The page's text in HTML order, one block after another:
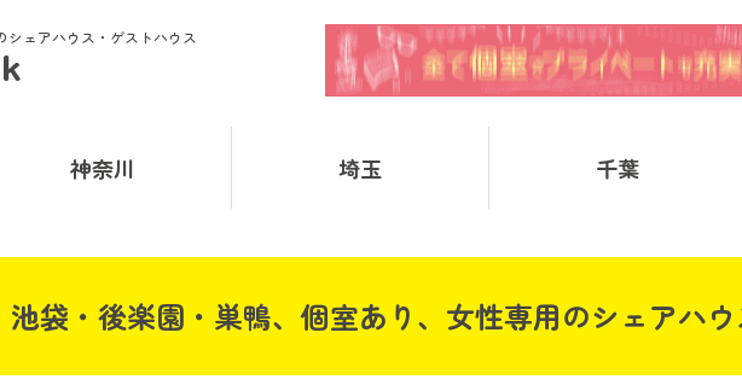
シェアハウス・ゲストハウス
神奈川 埼玉 千葉
池袋・後楽園・巣鴨、個室あり、女性専用のシェアハ